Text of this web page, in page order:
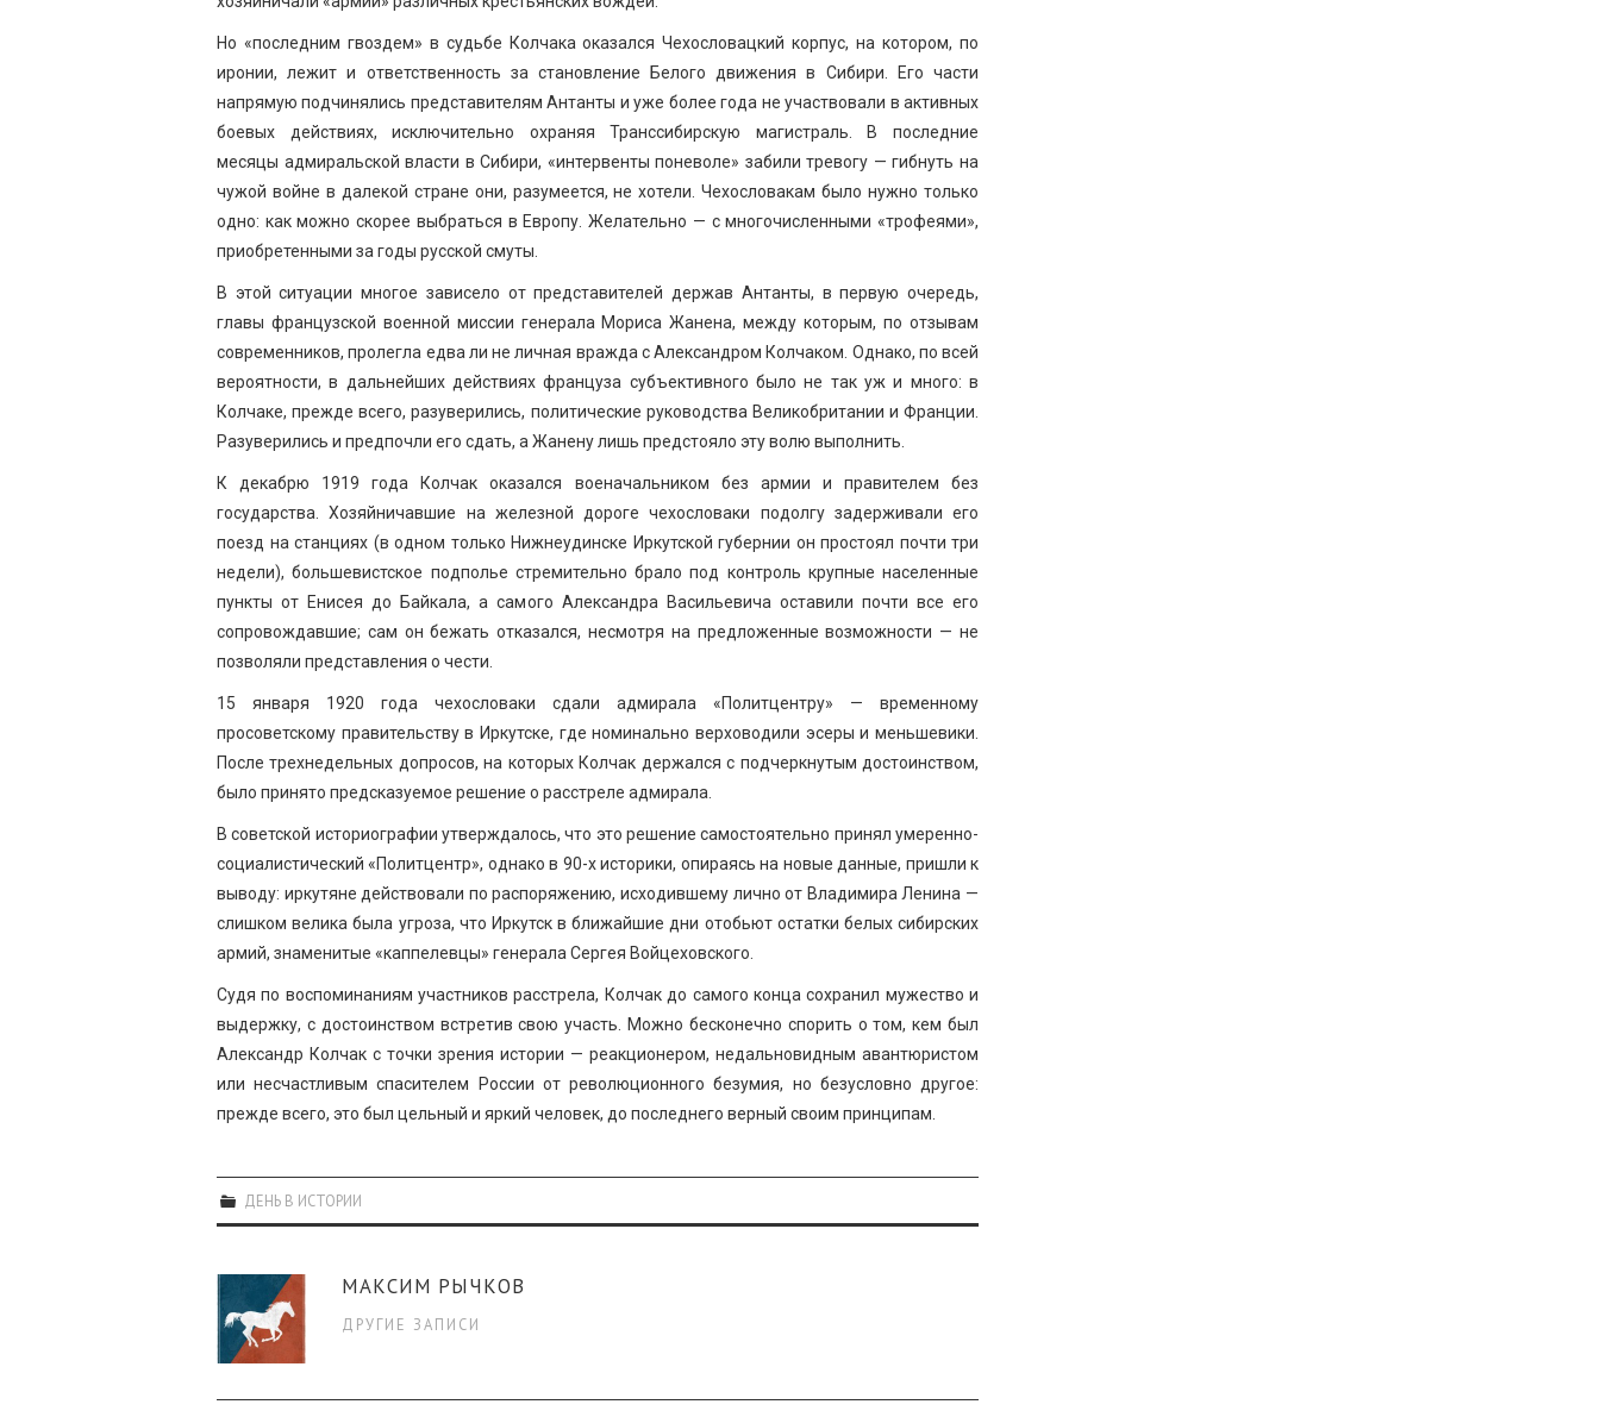
Но «последним гвоздем» в судьбе Колчака оказался Чехословацкий корпус, на котором, по
иронии, лежит и ответственность за становление Белого движения в Сибири. Его части
напрямую подчинялись представителям Антанты и уже более года не участвовали в активных
боевых действиях, исключительно охраняя Транссибирскую магистраль. В последние
месяцы адмиральской власти в Сибири, «интервенты поневоле» забили тревогу — гибнуть на
чужой войне в далекой стране они, разумеется, не хотели. Чехословакам было нужно только
одно: как можно скорее выбраться в Европу. Желательно — с многочисленными «трофеями»,
приобретенными за годы русской смуты.
В этой ситуации многое зависело от представителей держав Антанты, в первую очередь,
главы французской военной миссии генерала Мориса Жанена, между которым, по отзывам
современников, пролегла едва ли не личная вражда с Александром Колчаком. Однако, по всей
вероятности, в дальнейших действиях француза субъективного было не так уж и много: в
Колчаке, прежде всего, разуверились, политические руководства Великобритании и Франции.
Разуверились и предпочли его сдать, а Жанену лишь предстояло эту волю выполнить.
К декабрю 1919 года Колчак оказался военачальником без армии и правителем без
государства. Хозяйничавшие на железной дороге чехословаки подолгу задерживали его
поезд на станциях (в одном только Нижнеудинске Иркутской губернии он простоял почти три
недели), большевистское подполье стремительно брало под контроль крупные населенные
пункты от Енисея до Байкала, а самого Александра Васильевича оставили почти все его
сопровождавшие; сам он бежать отказался, несмотря на предложенные возможности — не
позволяли представления о чести.
15 января 1920 года чехословаки сдали адмирала «Политцентру» — временному
просоветскому правительству в Иркутске, где номинально верховодили эсеры и меньшевики.
После трехнедельных допросов, на которых Колчак держался с подчеркнутым достоинством,
было принято предсказуемое решение о расстреле адмирала.
В советской историографии утверждалось, что это решение самостоятельно принял умеренно-
социалистический «Политцентр», однако в 90-х историки, опираясь на новые данные, пришли к
выводу: иркутяне действовали по распоряжению, исходившему лично от Владимира Ленина —
слишком велика была угроза, что Иркутск в ближайшие дни отобьют остатки белых сибирских
армий, знаменитые «каппелевцы» генерала Сергея Войцеховского.
Судя по воспоминаниям участников расстрела, Колчак до самого конца сохранил мужество и
выдержку, с достоинством встретив свою участь. Можно бесконечно спорить о том, кем был
Александр Колчак с точки зрения истории — реакционером, недальновидным авантюристом
или несчастливым спасителем России от революционного безумия, но безусловно другое:
прежде всего, это был цельный и яркий человек, до последнего верный своим принципам.
ДЕНЬ В ИСТОРИИ
МАКСИМ РЫЧКОВ
ДРУГИЕ ЗАПИСИ